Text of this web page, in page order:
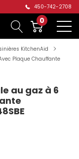
450-742-2708
0
KitchenAid
Plaque Chauffante
au gaz à 6